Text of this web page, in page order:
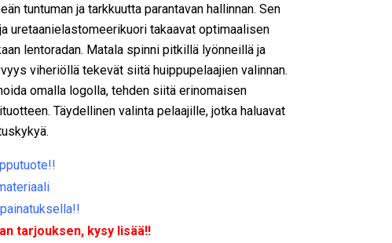
tuntuman ja tarkkuutta parantavan hallinnan. Sen
uretaanielastomeerikuori takaavat optimaalisen
lentoradan. Matala spinni pitkillä lyönneillä ja
viheriöllä tekevät siitä huippupelaajien valinnan.
omalla logolla, tehden siitä erinomaisen
Täydellinen valinta pelaajille, jotka haluavat
tarjouksen, kysy lisää!!